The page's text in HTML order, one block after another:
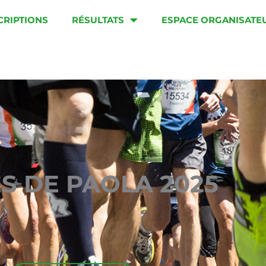
RÉSULTATS ESPACE
DE PAOLA 2025